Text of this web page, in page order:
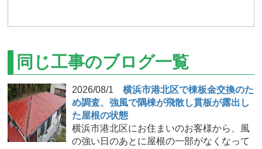
同じ工事のブログ一覧
2026/08/1
横浜市港北区で棟板金交換のた
め調査、強風で隅棟が飛散し貫板が露出し
た屋根の状態
横浜市港北区にお住まいのお客様から、風
の強い日のあとに屋根の一部がなくなって